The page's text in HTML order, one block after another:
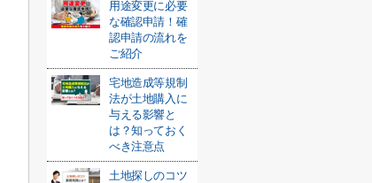
用途変更に必要
な確認申請！確
認申請の流れを
ご紹介
宅地造成等規制
法が土地購入に
与える影響と
は？知っておく
べき注意点
土地探しのコツ